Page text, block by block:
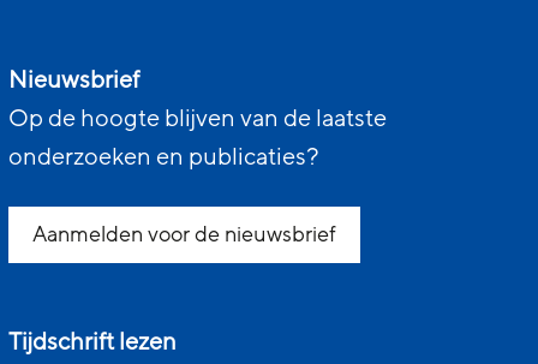
Nieuwsbrief
Op de hoogte blijven van de laatste
onderzoeken en publicaties?
Aanmelden voor de nieuwsbrief
Tijdschrift lezen